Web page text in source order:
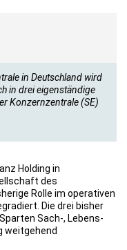
in Deutschland wird
in drei eigenständige
Konzernzentrale (SE)
Holding in
des
Rolle im operativen
Die drei bisher
Sach-, Lebens-
weitgehend